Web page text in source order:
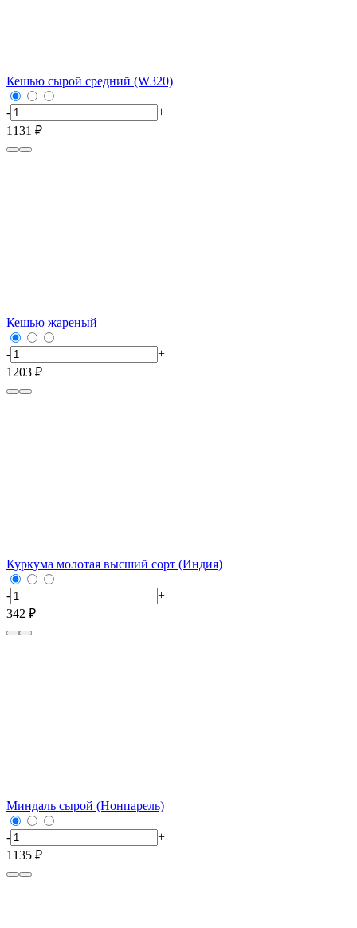
Кешью сырой средний (W320)
-
+
1131 ₽
Кешью жареный
-
+
1203 ₽
Куркума молотая высший сорт (Индия)
-
+
342 ₽
Миндаль сырой (Нонпарель)
-
+
1135 ₽